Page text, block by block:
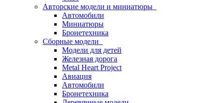
Авторские модели и миниатюры
Автомобили
Миниатюры
Бронетехника
Сборные модели
Модели для детей
Железная дорога
Metal Heart Project
Авиация
Автомобили
Бронетехника